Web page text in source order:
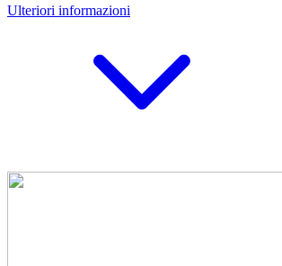
Ulteriori informazioni